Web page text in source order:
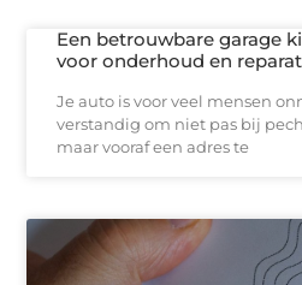
Een betrouwbare garage
voor onderhoud en
Je auto is voor veel mensen
verstandig om niet pas bij
maar vooraf een adres te